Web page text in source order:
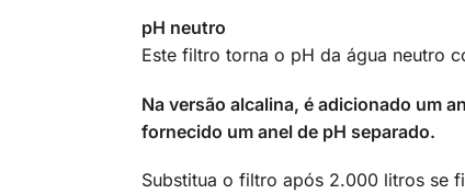
pH neutro
Este filtro torna o pH da água neutro
Na versão alcalina, é adicionado um
fornecido um anel de pH separado.
Substitua o filtro após 2.000 litros se